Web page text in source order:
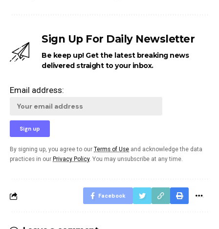
Sign Up For Daily Newsletter
Be keep up! Get the latest breaking news
delivered straight to your inbox.
Email address:
By signing up, you agree to our Terms of Use and acknowledge the data
practices in our Privacy Policy. You may unsubscribe at any time.
Facebook